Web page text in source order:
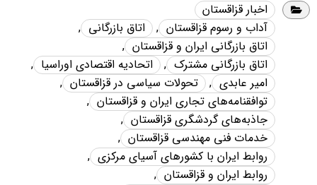
اخبار قزاقستان
آداب و رسوم قزاقستان , اتاق بازرگانی ,
اتاق بازرگانی ایران و قزاقستان ,
اتاق بازرگانی مشترک , اتحادیه اقتصادی اوراسیا ,
امیر عابدی , تحولات سیاسی در قزاقستان ,
توافقنامه‌های تجاری ایران و قزاقستان ,
جاذبه‌های گردشگری قزاقستان ,
خدمات فنی مهندسی قزاقستان ,
روابط ایران با کشورهای آسیای مرکزی ,
روابط ایران و قزاقستان ,